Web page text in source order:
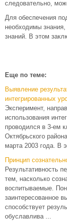
следовательно,
Для обеспечения
необходимы
знаний. В этом
Еще по теме:
Выявление
интегрированных
Эксперимент,
использования
проводился в 3-ем
Октябрьского
марта 2003 года. В
Принцип
Результативность
тем, насколько
воспитываемые.
заинтересованное
способствует
обуславлива ...